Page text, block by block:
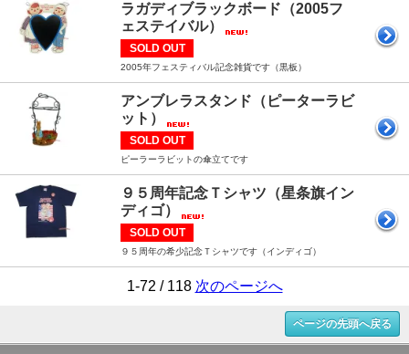
ラガディブラックボード（2005フ
ェステイバル）
SOLD OUT
2005年フェスティバル記念雑貨です（黒板）
アンブレラスタンド（ピーターラビ
ット）
SOLD OUT
ピーラーラビットの傘立てです
９５周年記念Ｔシャツ（星条旗イン
ディゴ）
SOLD OUT
９５周年の希少記念Ｔシャツです（インディゴ）
1-72 / 118 次のページへ
ページの先頭へ戻る